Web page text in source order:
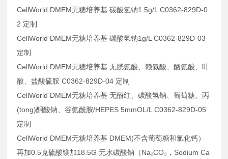
CellWorld DMEM无糖培养基 碳酸氢钠1.5g/L C0362-829D-0
2 定制
CellWorld DMEM无糖培养基 碳酸氢钠1g/L C0362-829D-03
定制
CellWorld DMEM无糖培养基 无胱氨酸、赖氨酸、酪氨酸、叶
酸、盐酸硫胺 C0362-829D-04 定制
CellWorld DMEM无糖培养基 无酚红、碳酸氢钠、葡萄糖、丙
(tong)酮酸钠、谷氨酰胺/HEPES 5mmOL/L C0362-829D-05
定制
CellWorld DMEM无糖培养基 DMEM(不含葡萄糖和氯化钙）
再加0.5克硫酸镁加18.5G 无水碳酸钠（Na₂CO₃，Sodium Ca